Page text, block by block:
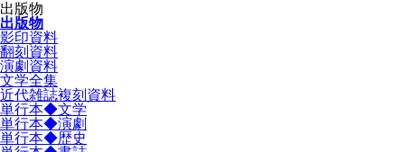
出版物
出版物
影印資料
翻刻資料
演劇資料
文学全集
近代雑誌複刻資料
単行本◆文学
単行本◆演劇
単行本◆歴史